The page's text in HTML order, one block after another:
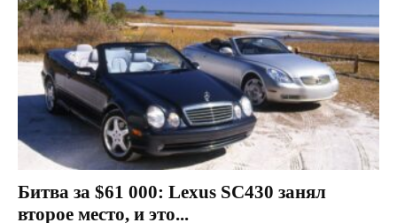
Битва за $61 000: Lexus SC430 занял
второе место, и это...